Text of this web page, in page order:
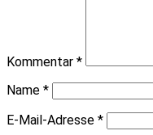
Kommentar *
Name *
E-Mail-Adresse *